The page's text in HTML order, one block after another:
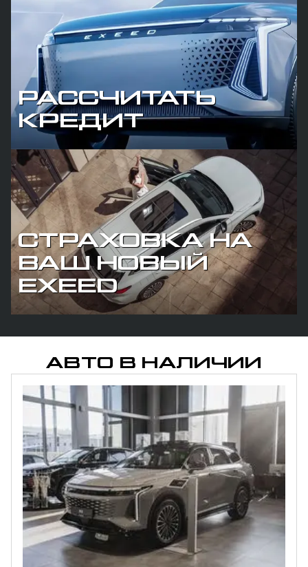
РАСCЧИТАТЬ
КРЕДИТ
Расcчитать кредит
Рассмотрите условия и получите одобрение на
кредит
Расcчитать
CТРАХОВКА НА
ВАШ НОВЫЙ
EXEED
Cтраховка на ваш
новый EXEED
Рассчитайте страховку на ваш автомобиль
Расcчитать
АВТО В НАЛИЧИИ